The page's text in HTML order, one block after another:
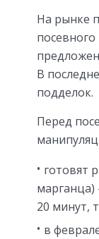
На рынке
В
подделок.
Перед
готовят
марганца)
20 минут,
в